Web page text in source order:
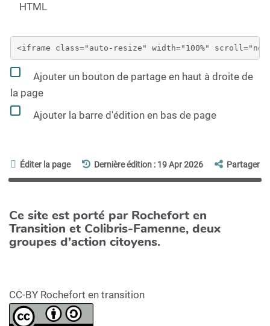
HTML
Ajouter un bouton de partage en haut à droite de
la page
Ajouter la barre d'édition en bas de page
Éditer la page Dernière édition : 19 Apr 2026 Partager
Ce site est porté par Rochefort en
Transition et Colibris-Famenne, deux
groupes d'action citoyens.
CC-BY Rochefort en transition